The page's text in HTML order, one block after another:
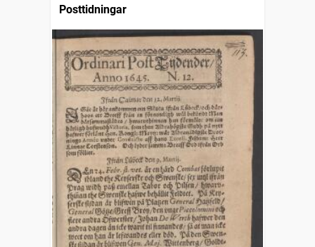
Posttidningar